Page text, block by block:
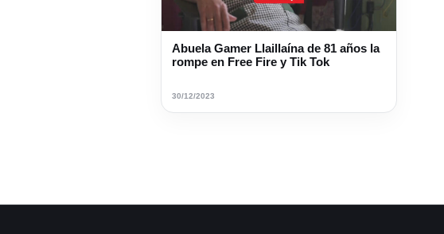
Abuela Gamer Llaillaína de 81 años la
rompe en Free Fire y Tik Tok
30/12/2023